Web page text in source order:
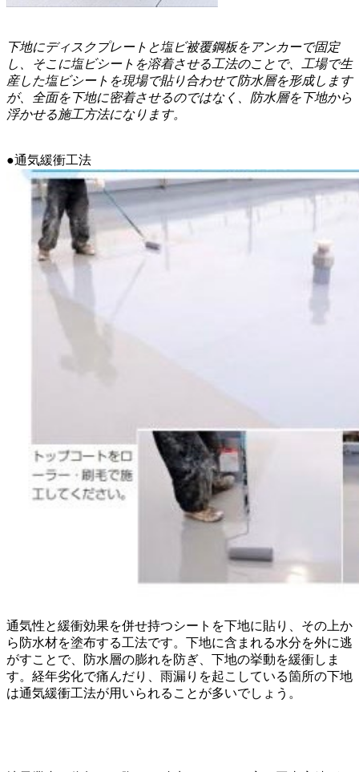
下地にディスクプレートと塩ビ被覆鋼板をアンカーで固定
し、そこに塩ビシートを溶着させる工法のことで、工場で生
産した塩ビシートを現場で貼り合わせて防水層を形成します
が、全面を下地に密着させるのではなく、防水層を下地から
浮かせる施工方法になります。
●通気緩衝工法
通気性と緩衝効果を併せ持つシートを下地に貼り、その上か
ら防水材を塗布する工法です。下地に含まれる水分を外に逃
がすことで、防水層の膨れを防ぎ、下地の挙動を緩衝しま
す。経年劣化で痛んだり、雨漏りを起こしている箇所の下地
は通気緩衝工法が用いられることが多いでしょう。